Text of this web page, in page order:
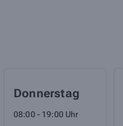
Donnerstag
08:00 - 19:00 Uhr